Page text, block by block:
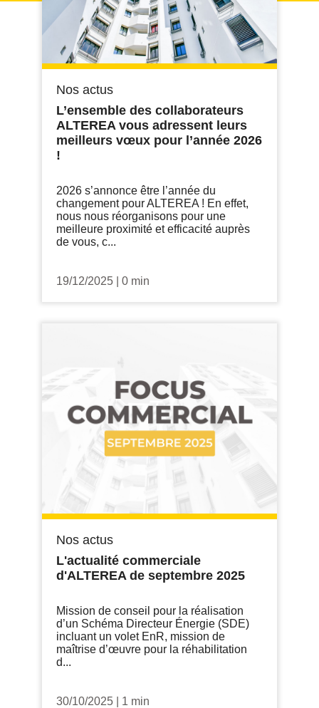
Nos actus
L’ensemble des collaborateurs
ALTEREA vous adressent leurs
meilleurs vœux pour l’année 2026
!
2026 s’annonce être l’année du
changement pour ALTEREA ! En effet,
nous nous réorganisons pour une
meilleure proximité et efficacité auprès
de vous, c...
19/12/2025 0 min
Nos actus
L'actualité commerciale
d'ALTEREA de septembre 2025
Mission de conseil pour la réalisation
d’un Schéma Directeur Énergie (SDE)
incluant un volet EnR, mission de
maîtrise d’œuvre pour la réhabilitation
d...
30/10/2025 1 min